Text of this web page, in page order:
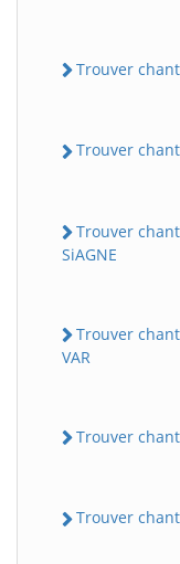
Trouver
Trouver
Trouver
SiAGNE
Trouver
VAR
Trouver
Trouver